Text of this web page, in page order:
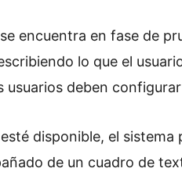
encuentra en fase de
lo que el
usuarios deben
disponible, el sistema
de un cuadro de